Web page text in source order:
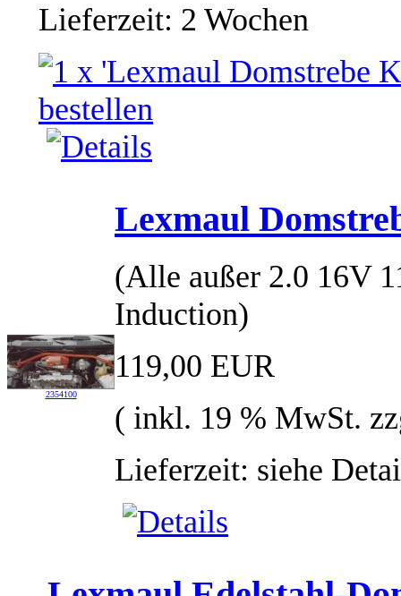
Lieferzeit: 2 Wochen
2354100
Lexmaul
(Alle außer 2.0 16V
Induction)
119,00 EUR
( inkl. 19 % MwSt.
Lieferzeit: siehe